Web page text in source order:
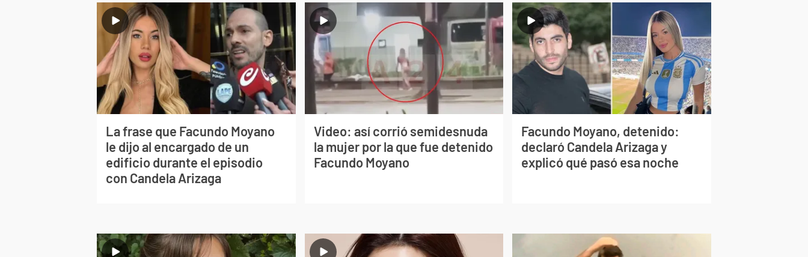
La frase que Facundo Moyano
le dijo al encargado de un
edificio durante el episodio
con Candela Arizaga
Video: así corrió semidesnuda
la mujer por la que fue detenido
Facundo Moyano
Facundo Moyano, detenido:
declaró Candela Arizaga y
explicó qué pasó esa noche